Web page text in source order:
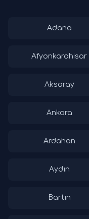
Adana
Afyonkarahisar
Aksaray
Ankara
Ardahan
Aydın
Bartın